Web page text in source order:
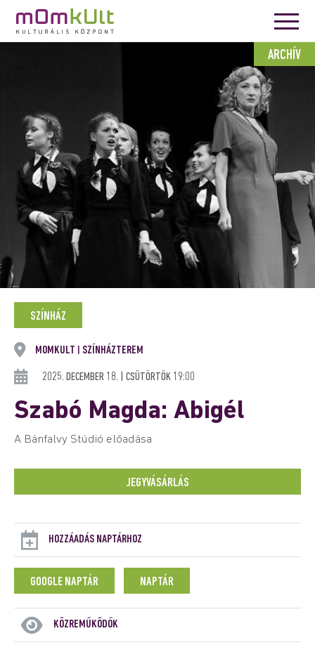
ARCHÍV
SZÍNHÁZ
MOMKULT SZÍNHÁZTEREM
2025. DECEMBER 18. | CSÜTÖRTÖK 19:00
Szabó Magda: Abigél
A Bánfalvy Stúdió előadása
JEGYVÁSÁRLÁS
HOZZÁADÁS NAPTÁRHOZ
GOOGLE NAPTÁR NAPTÁR
KÖZREMŰKÖDŐK